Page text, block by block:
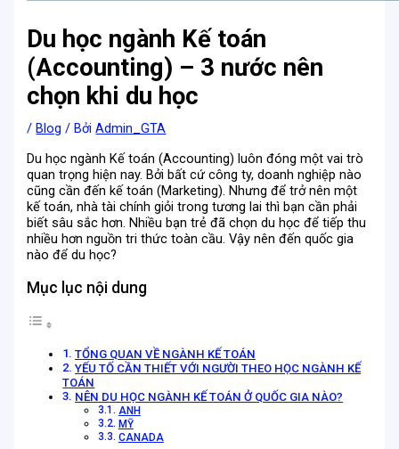
Du học ngành Kế toán
(Accounting) – 3 nước nên
chọn khi du học
/Blog / BởiAdmin_GTA
Du học ngành Kế toán (Accounting) luôn đóng một vai trò
quan trọng hiện nay. Bởi bất cứ công ty, doanh nghiệp nào
cũng cần đến kế toán (Marketing). Nhưng để trở nên một
kế toán, nhà tài chính giỏi trong tương lai thì bạn cần phải
biết sâu sắc hơn. Nhiều bạn trẻ đã chọn du học để tiếp thu
nhiều hơn nguồn tri thức toàn cầu. Vậy nên đến quốc gia
nào để du học?
Mục lục nội dung
TỔNG QUAN VỀ NGÀNH KẾ TOÁN
YẾU TỐ CẦN THIẾT VỚI NGƯỜI THEO HỌC NGÀNH KẾ
TOÁN
NÊN DU HỌC NGÀNH KẾ TOÁN Ở QUỐC GIA NÀO?
ANH
MỸ
CANADA